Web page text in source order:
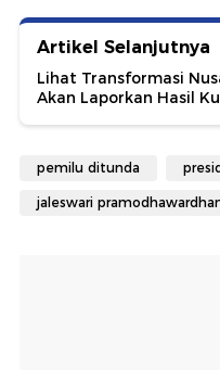
Artikel Selanjutnya
Lihat Transformasi
Akan Laporkan Hasil
pemilu ditunda
jaleswari